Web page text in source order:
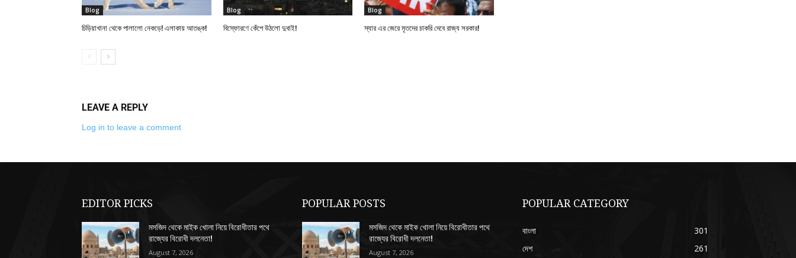
Blog
চিড়িয়াখানা থেকে পালালো নেকড়ে! এলাকায় আতঙ্ক!
Blog
বিস্ফোরণে কেঁপে উঠলো দুবাই!
Blog
স্যার এর জেরে মৃতদের চাকরি দেবে রাজ্য সরকার!
LEAVE A REPLY
Log in to leave a comment
EDITOR PICKS
মসজিদ থেকে মাইক খোলা নিয়ে বিরোধীতার পথে
রাজ্যের বিরোধী দলনেতা!
August 7, 2026
POPULAR POSTS
মসজিদ থেকে মাইক খোলা নিয়ে বিরোধীতার পথে
রাজ্যের বিরোধী দলনেতা!
August 7, 2026
POPULAR CATEGORY
বাংলা
301
দেশ
261